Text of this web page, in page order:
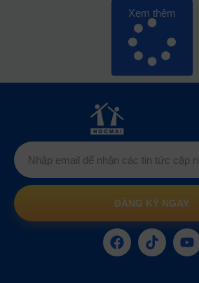
Xem thêm
ĐĂNG KÝ NGAY